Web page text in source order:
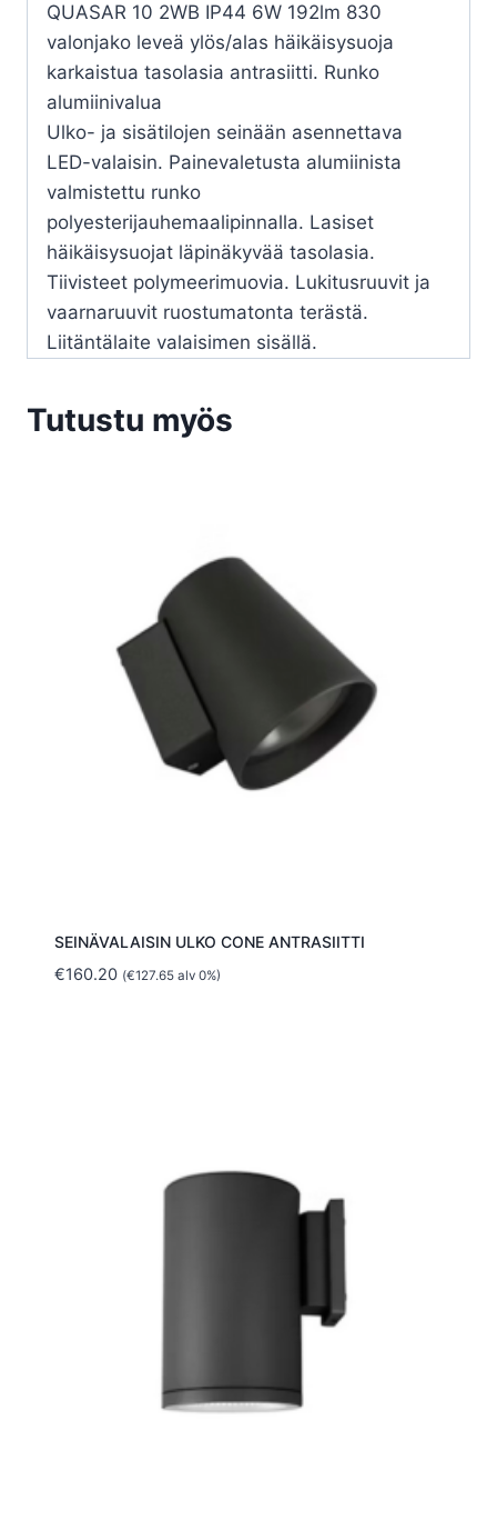
QUASAR 10 2WB IP44 6W 192lm 830
valonjako leveä ylös/alas häikäisysuoja
karkaistua tasolasia antrasiitti. Runko
alumiinivalua
Ulko- ja sisätilojen seinään asennettava
LED-valaisin. Painevaletusta alumiinista
valmistettu runko
polyesterijauhemaalipinnalla. Lasiset
häikäisysuojat läpinäkyvää tasolasia.
Tiivisteet polymeerimuovia. Lukitusruuvit ja
vaarnaruuvit ruostumatonta terästä.
Liitäntälaite valaisimen sisällä.
Tutustu myös
SEINÄVALAISIN ULKO CONE ANTRASIITTI
€160.20 (€127.65alv 0%)